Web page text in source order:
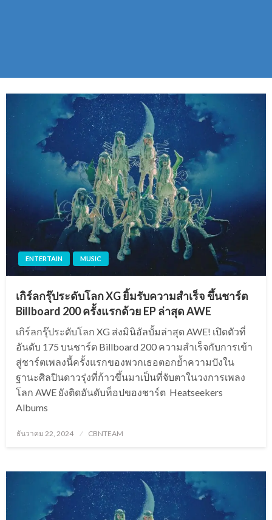
ENTERTAIN MUSIC
เกิร์ลกรุ๊ประดับโลก XG ยิ้มรับความสำเร็จ ขึ้นชาร์ต
Billboard 200 ครั้งแรกด้วย EP ล่าสุด AWE
เกิร์ลกรุ๊ประดับโลก XG ส่งมินิอัลบั้มล่าสุด AWE! เปิดตัวที่
อันดับ 175 บนชาร์ต Billboard 200 ความสำเร็จกับการเข้า
สู่ชาร์ตเพลงนี้ครั้งแรกของพวกเธอตอกย้ำความปังใน
ฐานะศิลปินดาวรุ่งที่ก้าวขึ้นมาเป็นที่จับตาในวงการเพลง
โลก AWE ยังติดอันดับท็อปของชาร์ต Heatseekers
Albums
Posted
ธันวาคม 22, 2024 CBNTEAM